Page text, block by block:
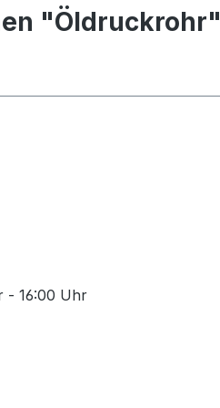
"Öldruckrohr"
- 16:00 Uhr